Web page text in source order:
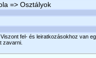
=> Osztályok
fel- és leiratkozásokhoz van
zavarni.